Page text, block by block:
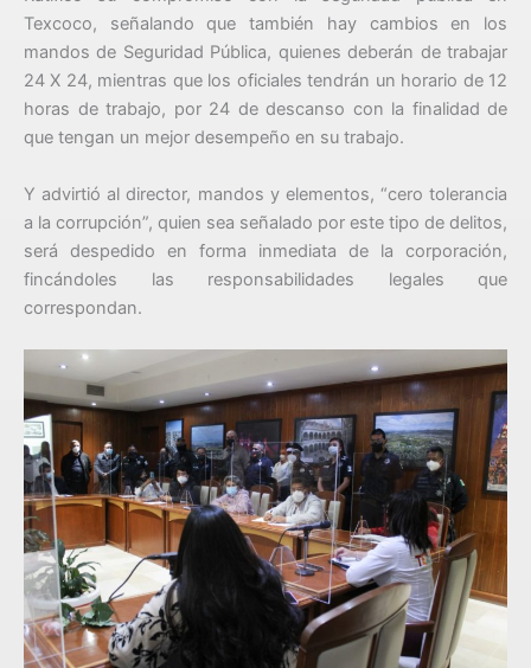
Texcoco, señalando que también hay cambios en los
mandos de Seguridad Pública, quienes deberán de trabajar
24 X 24, mientras que los oficiales tendrán un horario de 12
horas de trabajo, por 24 de descanso con la finalidad de
que tengan un mejor desempeño en su trabajo.
Y advirtió al director, mandos y elementos, “cero tolerancia
a la corrupción”, quien sea señalado por este tipo de delitos,
será despedido en forma inmediata de la corporación,
fincándoles las responsabilidades legales que
correspondan.